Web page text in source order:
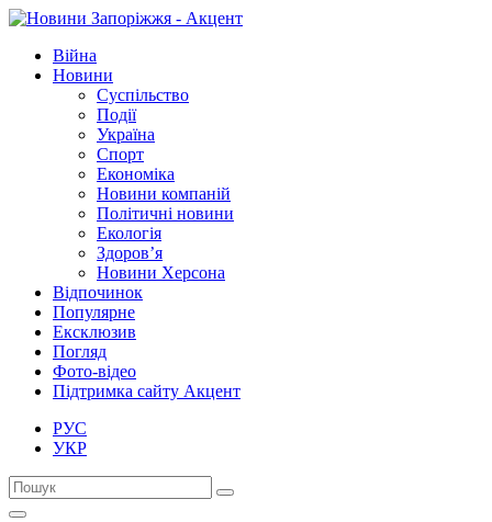
Війна
Новини
Суспільство
Події
Україна
Спорт
Економіка
Новини компаній
Політичні новини
Екологія
Здоров’я
Новини Херсона
Відпочинок
Популярне
Ексклюзив
Погляд
Фото-відео
Підтримка сайту Акцент
РУС
УКР